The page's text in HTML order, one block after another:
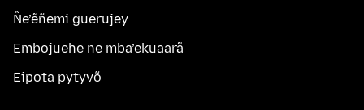
Ñe’ẽñemi guerujey
Embojuehe ne mba’ekuaarã
Eipota pytyvõ